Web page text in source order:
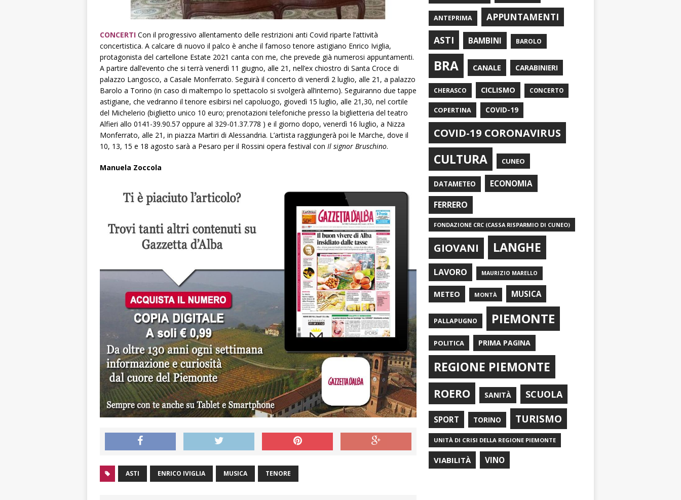
CONCERTI Con il progressivo allentamento delle restrizioni anti Covid riparte l’attività
concertistica. A calcare di nuovo il palco è anche il famoso tenore astigiano Enrico Iviglia,
protagonista del cartellone Estate 2021 canta con me, che prevede già numerosi appuntamenti.
A partire dall’evento che si terrà venerdì 11 giugno, alle 21, nell’ex chiostro di Santa Croce di
palazzo Langosco, a Casale Monferrato. Seguirà il concerto di venerdì 2 luglio, alle 21, a palazzo
Barolo a Torino (in caso di maltempo lo spettacolo si svolgerà all’interno). Seguiranno due tappe
astigiane, che vedranno il tenore esibirsi nel capoluogo, giovedì 15 luglio, alle 21,30, nel cortile
del Michelerio (biglietto unico 10 euro; prenotazioni telefoniche presso la biglietteria del teatro
Alfieri allo 0141-39.90.57 oppure al 329-01.37.778 ) e il giorno dopo, venerdì 16 luglio, a Nizza
Monferrato, alle 21, in piazza Martiri di Alessandria. L’artista raggiungerà poi le Marche, dove il
10, 13, 15 e 18 agosto sarà a Pesaro per il Rossini opera festival con Il signor Bruschino.
Manuela Zoccola
ASTI ENRICO IVIGLIA MUSICA TENORE
ANTEPRIMA
APPUNTAMENTI
ASTI
BAMBINI BAROLO
BRA CANALE CARABINIERI
CHERASCO CICLISMO CONCERTO
COPERTINA COVID-19
COVID-19 CORONAVIRUS
CULTURA CUNEO
DATAMETEO ECONOMIA
FERRERO
FONDAZIONE CRC (CASSA RISPARMIO DI CUNEO)
GIOVANI LANGHE
LAVORO MAURIZIO MARELLO
METEO MONTÀ MUSICA
PALLAPUGNO PIEMONTE
POLITICA PRIMA PAGINA
REGIONE PIEMONTE
ROERO SANITÀ SCUOLA
SPORT TORINO TURISMO
UNITÀ DI CRISI DELLA REGIONE PIEMONTE
VIABILITÀ VINO